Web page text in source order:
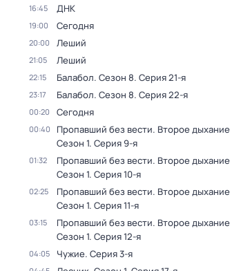
16:45 ДНК
19:00 Сегодня
20:00 Леший
21:05 Леший
22:15 Балабол. Сезон 8. Серия 21-я
23:17 Балабол. Сезон 8. Серия 22-я
00:20 Сегодня
00:40 Пропавший без вести. Второе дыхание
Сезон 1. Серия 9-я
01:32 Пропавший без вести. Второе дыхание
Сезон 1. Серия 10-я
02:25 Пропавший без вести. Второе дыхание
Сезон 1. Серия 11-я
03:15 Пропавший без вести. Второе дыхание
Сезон 1. Серия 12-я
04:05 Чужие. Серия 3-я